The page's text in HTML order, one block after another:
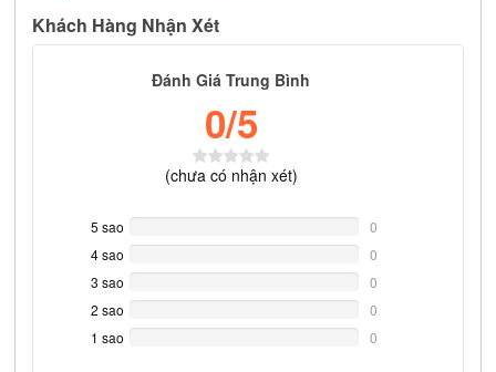
Khách Hàng Nhận Xét
Đánh Giá Trung Bình
0/5
(chưa có nhận xét)
5 sao
Complete
0
4 sao
Complete
0
3 sao
Complete
0
2 sao
Complete
0
1 sao
0